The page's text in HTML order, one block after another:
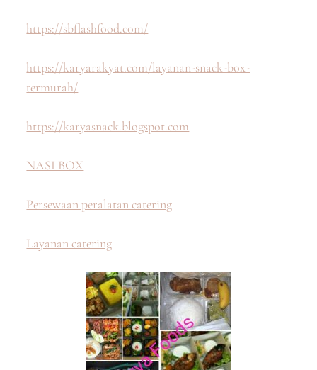
https://sbflashfood.com/
https://karyarakyat.com/layanan-snack-box-
termurah/
https://karyasnack.blogspot.com
NASI BOX
Persewaan peralatan catering
Layanan catering